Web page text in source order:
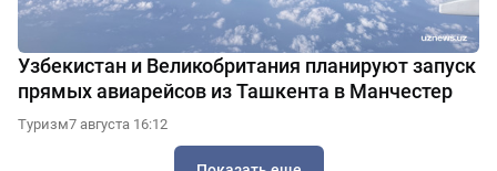
Узбекистан и Великобритания планируют запуск
прямых авиарейсов из Ташкента в Манчестер
Туризм7 августа 16:12